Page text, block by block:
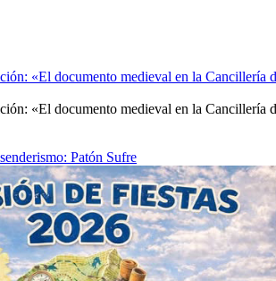
«El documento medieval en la Cancillería
«El documento medieval en la Cancillería
Patón Sufre